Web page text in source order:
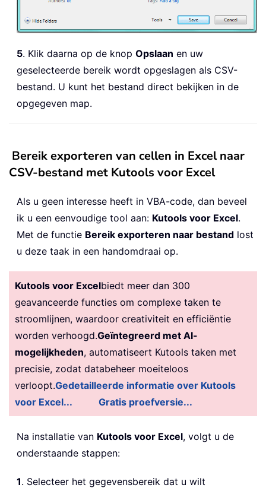
5. Klik daarna op de knop Opslaan en uw
geselecteerde bereik wordt opgeslagen als CSV-
bestand. U kunt het bestand direct bekijken in de
opgegeven map.
Bereik exporteren van cellen in Excel naar
CSV-bestand met Kutools voor Excel
Als u geen interesse heeft in VBA-code, dan beveel
ik u een eenvoudige tool aan: Kutools voor Excel.
Met de functie Bereik exporteren naar bestand lost
u deze taak in een handomdraai op.
Kutools voor Excelbiedt meer dan 300
geavanceerde functies om complexe taken te
stroomlijnen, waardoor creativiteit en efficiëntie
worden verhoogd.Geïntegreerd met AI-
mogelijkheden, automatiseert Kutools taken met
precisie, zodat databeheer moeiteloos
verloopt.Gedetailleerde informatie over Kutools
voor Excel...
Gratis proefversie...
Na installatie van Kutools voor Excel, volgt u de
onderstaande stappen:
1. Selecteer het gegevensbereik dat u wilt